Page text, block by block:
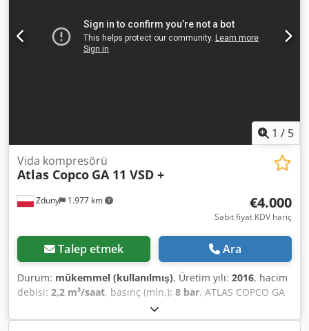
1 / 5
Zduny 1.977 km
Vida kompresörü
Atlas Copco GA 11 VSD +
€4.000
Sabit fiyat KDV hariç
Talep etmek Ara
Durum: mükemmel (kullanılmış), Üretim yılı: 2016, hacim
debisi: 2,2 m³/saat, basınç (min.): 8 bar, ATLAS COPCO GA
11 VSD + Vida Kompresörü Değişken devirli (fren sürücülü)
11 kW motor Dedpeytyh Hjfx Akaswa 1,95 m³/dakika